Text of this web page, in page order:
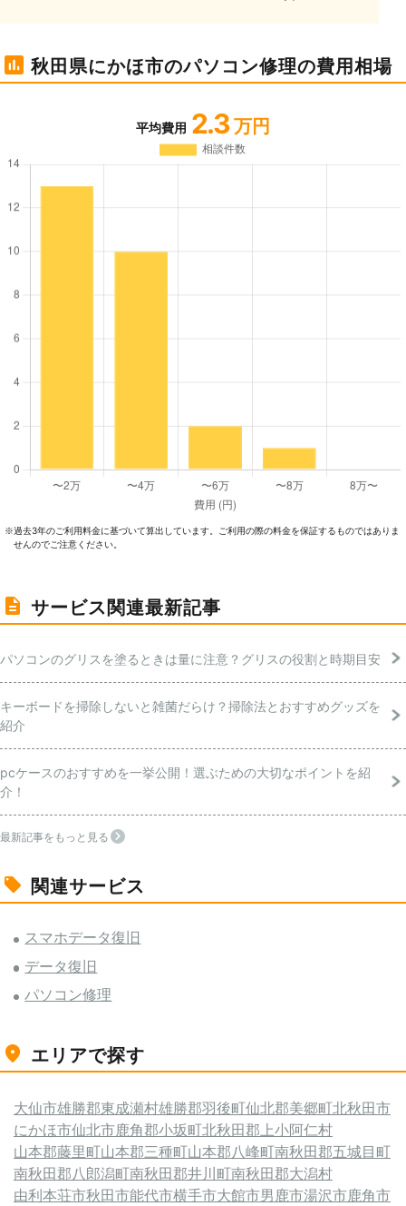
秋田県にかほ市のパソコン修理の費用相場
平均費用 2.3 万円
※過去3年のご利⽤料⾦に基づいて算出しています。ご利⽤の際の料⾦を保証するものではありま
せんのでご注意ください。
サービス関連最新記事
パソコンのグリスを塗るときは量に注意？グリスの役割と時期目安
キーボードを掃除しないと雑菌だらけ？掃除法とおすすめグッズを
紹介
pcケースのおすすめを一挙公開！選ぶための大切なポイントを紹
介！
最新記事をもっと見る
関連サービス
スマホデータ復旧
データ復旧
パソコン修理
エリアで探す
大仙市雄勝郡東成瀬村雄勝郡羽後町仙北郡美郷町北秋田市
にかほ市仙北市鹿角郡小坂町北秋田郡上小阿仁村
山本郡藤里町山本郡三種町山本郡八峰町南秋田郡五城目町
南秋田郡八郎潟町南秋田郡井川町南秋田郡大潟村
由利本荘市秋田市能代市横手市大館市男鹿市湯沢市鹿角市